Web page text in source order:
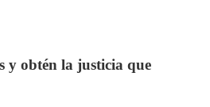
y obtén la justicia que